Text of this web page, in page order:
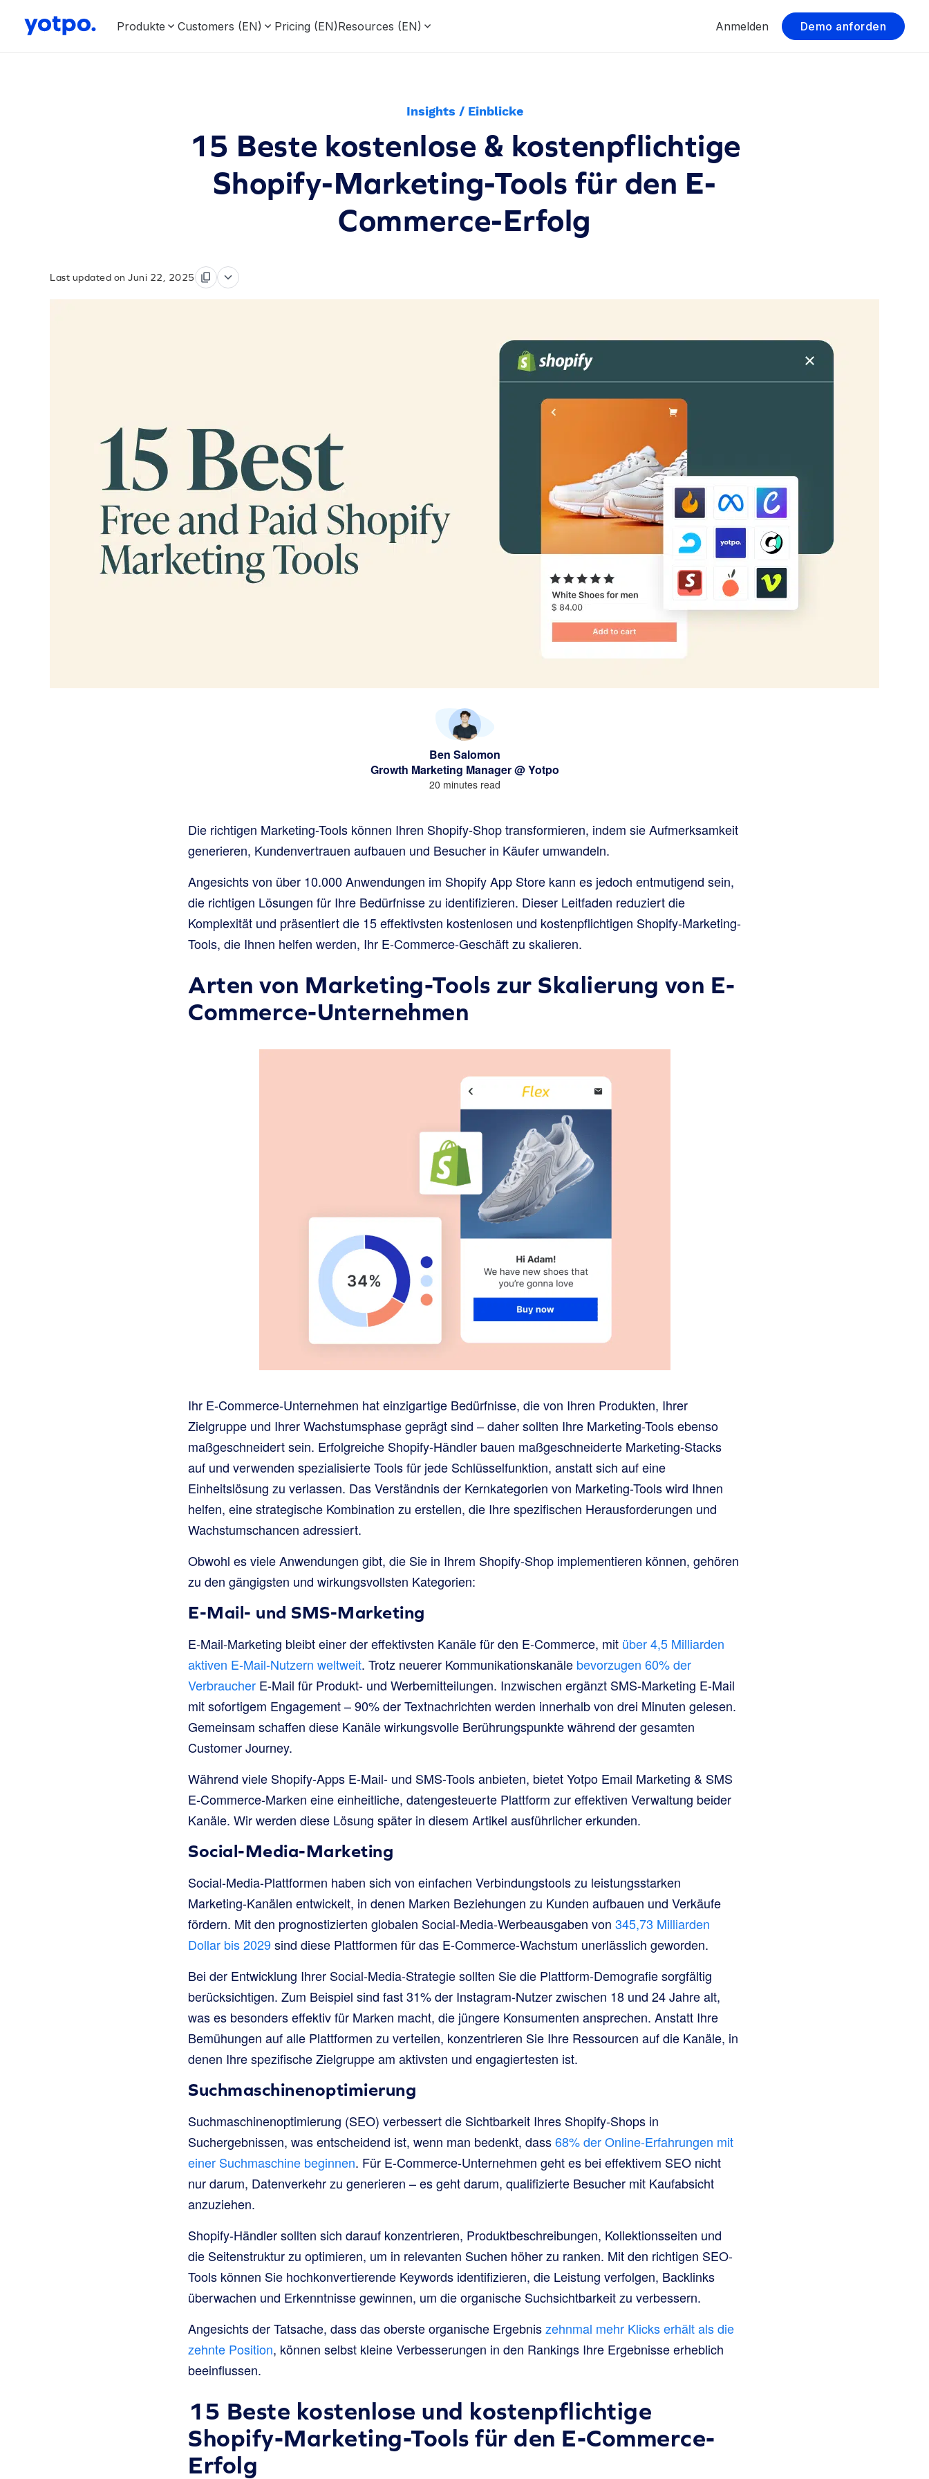
Produkte Customers (EN) Pricing (EN)Resources (EN) Anmelden Demo anforden
Insights / Einblicke
15 Beste kostenlose & kostenpflichtige
Shopify-Marketing-Tools für den E-
Commerce-Erfolg
Last updated on Juni 22, 2025
Ben Salomon
Growth Marketing Manager @ Yotpo
20 minutes read
Die richtigen Marketing-Tools können Ihren Shopify-Shop transformieren, indem sie Aufmerksamkeit
generieren, Kundenvertrauen aufbauen und Besucher in Käufer umwandeln.
Angesichts von über 10.000 Anwendungen im Shopify App Store kann es jedoch entmutigend sein,
die richtigen Lösungen für Ihre Bedürfnisse zu identifizieren. Dieser Leitfaden reduziert die
Komplexität und präsentiert die 15 effektivsten kostenlosen und kostenpflichtigen Shopify-Marketing-
Tools, die Ihnen helfen werden, Ihr E-Commerce-Geschäft zu skalieren.
Arten von Marketing-Tools zur Skalierung von E-
Commerce-Unternehmen
Ihr E-Commerce-Unternehmen hat einzigartige Bedürfnisse, die von Ihren Produkten, Ihrer
Zielgruppe und Ihrer Wachstumsphase geprägt sind – daher sollten Ihre Marketing-Tools ebenso
maßgeschneidert sein. Erfolgreiche Shopify-Händler bauen maßgeschneiderte Marketing-Stacks
auf und verwenden spezialisierte Tools für jede Schlüsselfunktion, anstatt sich auf eine
Einheitslösung zu verlassen. Das Verständnis der Kernkategorien von Marketing-Tools wird Ihnen
helfen, eine strategische Kombination zu erstellen, die Ihre spezifischen Herausforderungen und
Wachstumschancen adressiert.
Obwohl es viele Anwendungen gibt, die Sie in Ihrem Shopify-Shop implementieren können, gehören
zu den gängigsten und wirkungsvollsten Kategorien:
E-Mail- und SMS-Marketing
E-Mail-Marketing bleibt einer der effektivsten Kanäle für den E-Commerce, mit über 4,5 Milliarden
aktiven E-Mail-Nutzern weltweit. Trotz neuerer Kommunikationskanäle bevorzugen 60% der
Verbraucher E-Mail für Produkt- und Werbemitteilungen. Inzwischen ergänzt SMS-Marketing E-Mail
mit sofortigem Engagement – 90% der Textnachrichten werden innerhalb von drei Minuten gelesen.
Gemeinsam schaffen diese Kanäle wirkungsvolle Berührungspunkte während der gesamten
Customer Journey.
Während viele Shopify-Apps E-Mail- und SMS-Tools anbieten, bietet Yotpo Email Marketing & SMS
E-Commerce-Marken eine einheitliche, datengesteuerte Plattform zur effektiven Verwaltung beider
Kanäle. Wir werden diese Lösung später in diesem Artikel ausführlicher erkunden.
Social-Media-Marketing
Social-Media-Plattformen haben sich von einfachen Verbindungstools zu leistungsstarken
Marketing-Kanälen entwickelt, in denen Marken Beziehungen zu Kunden aufbauen und Verkäufe
fördern. Mit den prognostizierten globalen Social-Media-Werbeausgaben von 345,73 Milliarden
Dollar bis 2029sind diese Plattformen für das E-Commerce-Wachstum unerlässlich geworden.
Bei der Entwicklung Ihrer Social-Media-Strategie sollten Sie die Plattform-Demografie sorgfältig
berücksichtigen. Zum Beispiel sind fast 31% der Instagram-Nutzer zwischen 18 und 24 Jahre alt,
was es besonders effektiv für Marken macht, die jüngere Konsumenten ansprechen. Anstatt Ihre
Bemühungen auf alle Plattformen zu verteilen, konzentrieren Sie Ihre Ressourcen auf die Kanäle, in
denen Ihre spezifische Zielgruppe am aktivsten und engagiertesten ist.
Suchmaschinenoptimierung
Suchmaschinenoptimierung (SEO) verbessert die Sichtbarkeit Ihres Shopify-Shops in
Suchergebnissen, was entscheidend ist, wenn man bedenkt, dass68% der Online-Erfahrungen mit
einer Suchmaschine beginnen. Für E-Commerce-Unternehmen geht es bei effektivem SEO nicht
nur darum, Datenverkehr zu generieren – es geht darum, qualifizierte Besucher mit Kaufabsicht
anzuziehen.
Shopify-Händler sollten sich darauf konzentrieren, Produktbeschreibungen, Kollektionsseiten und
die Seitenstruktur zu optimieren, um in relevanten Suchen höher zu ranken. Mit den richtigen SEO-
Tools können Sie hochkonvertierende Keywords identifizieren, die Leistung verfolgen, Backlinks
überwachen und Erkenntnisse gewinnen, um die organische Suchsichtbarkeit zu verbessern.
Angesichts der Tatsache, dass das oberste organische Ergebniszehnmal mehr Klicks erhält als die
zehnte Position, können selbst kleine Verbesserungen in den Rankings Ihre Ergebnisse erheblich
beeinflussen.
15 Beste kostenlose und kostenpflichtige
Shopify-Marketing-Tools für den E-Commerce-
Erfolg